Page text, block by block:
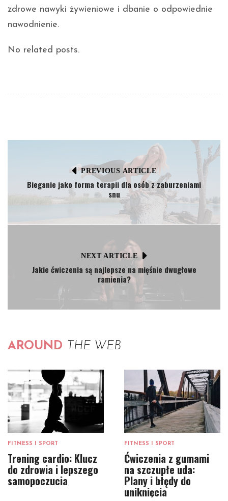
zdrowe nawyki żywieniowe i dbanie o odpowiednie
nawodnienie.
No related posts.
PREVIOUS ARTICLE
Bieganie jako forma terapii dla osób z zaburzeniami
snu
NEXT ARTICLE
Jakie ćwiczenia są najlepsze na mięśnie dwugłowe
ramienia?
AROUND THE WEB
FITNESS I SPORT
Trening cardio: Klucz
do zdrowia i lepszego
samopoczucia
FITNESS I SPORT
Ćwiczenia z gumami
na szczupłe uda:
Plany i błędy do
uniknięcia